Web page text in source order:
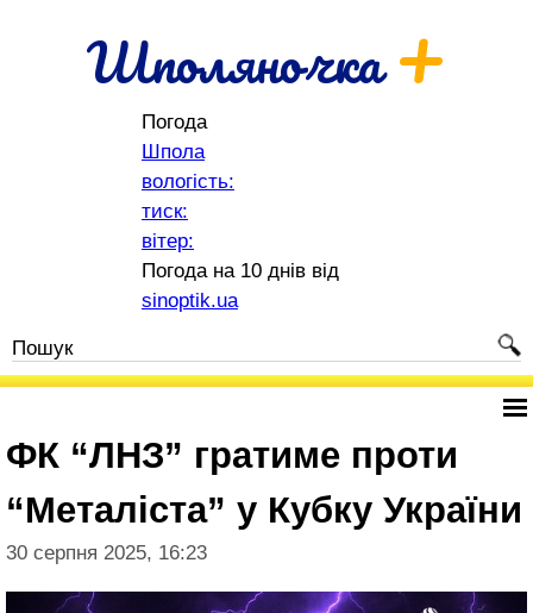
Шполяночка+
Погода
Шпола
вологість:
тиск:
вітер:
Погода на 10 днів від
sinoptik.ua
ФК “ЛНЗ” гратиме проти
“Металіста” у Кубку України
30 серпня 2025, 16:23